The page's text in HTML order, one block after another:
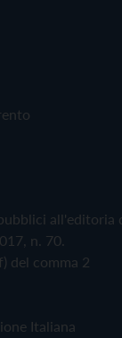
all'editoria
n. 70.
del comma 2
Italiana